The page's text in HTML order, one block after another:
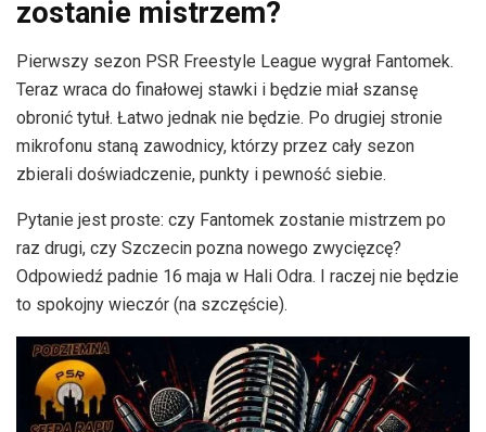
zostanie mistrzem?
Pierwszy sezon PSR Freestyle League wygrał Fantomek.
Teraz wraca do finałowej stawki i będzie miał szansę
obronić tytuł. Łatwo jednak nie będzie. Po drugiej stronie
mikrofonu staną zawodnicy, którzy przez cały sezon
zbierali doświadczenie, punkty i pewność siebie.
Pytanie jest proste: czy Fantomek zostanie mistrzem po
raz drugi, czy Szczecin pozna nowego zwycięzcę?
Odpowiedź padnie 16 maja w Hali Odra. I raczej nie będzie
to spokojny wieczór (na szczęście).